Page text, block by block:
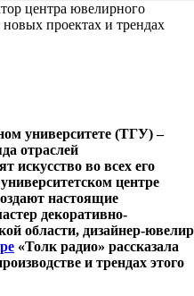
центра ювелирного
проектах и трендах
университете (ТГУ) –
отраслей
искусство во всех его
центре
настоящие
декоративно-
области, дизайнер-ювелир
«Толк радио» рассказала
и трендах этого